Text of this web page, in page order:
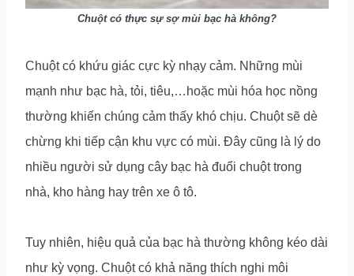
Chuột có thực sự sợ mùi bạc hà không?
Chuột có khứu giác cực kỳ nhạy cảm. Những mùi
mạnh như bạc hà, tỏi, tiêu,…hoặc mùi hóa học nồng
thường khiến chúng cảm thấy khó chịu. Chuột sẽ dè
chừng khi tiếp cận khu vực có mùi. Đây cũng là lý do
nhiều người sử dụng cây bạc hà đuổi chuột trong
nhà, kho hàng hay trên xe ô tô.
Tuy nhiên, hiệu quả của bạc hà thường không kéo dài
như kỳ vọng. Chuột có khả năng thích nghi môi